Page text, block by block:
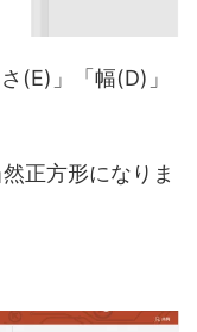
(E)」「幅(D)」
正方形になりま